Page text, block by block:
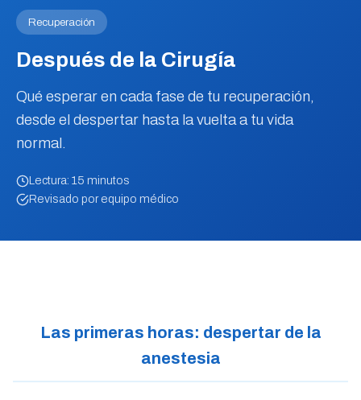
Recuperación
Después de la Cirugía
Qué esperar en cada fase de tu recuperación,
desde el despertar hasta la vuelta a tu vida
normal.
Lectura: 15 minutos
Revisado por equipo médico
Las primeras horas: despertar de la
anestesia